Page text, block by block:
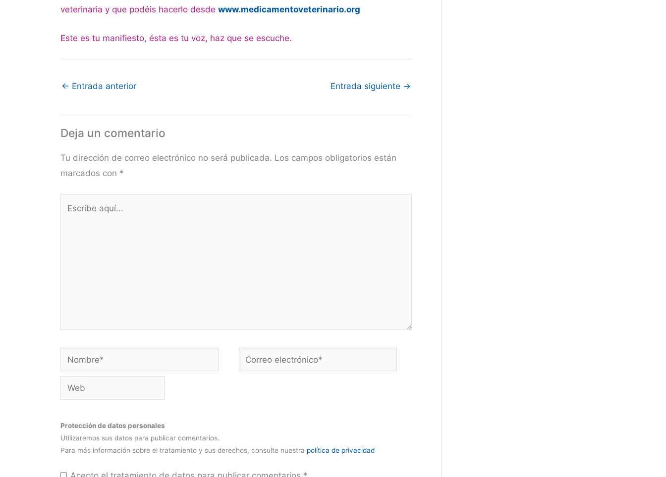
veterinaria y que podéis hacerlo desde www.medicamentoveterinario.org
Este es tu manifiesto, ésta es tu voz, haz que se escuche.
← Entrada anterior Entrada siguiente →
Deja un comentario
Tu dirección de correo electrónico no será publicada. Los campos obligatorios están
marcados con *
Nombre*
Correo
electrónico*
Web
Protección de datos personales
Utilizaremos sus datos para publicar comentarios.
Para más información sobre el tratamiento y sus derechos, consulte nuestra política de privacidad